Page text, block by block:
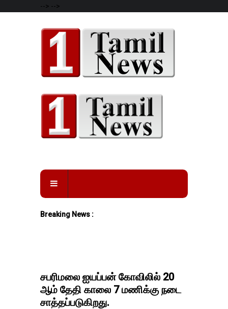
--> -->
Breaking News :
சபரிமலை ஐயப்பன் கோவிலில் 20
ஆம் தேதி காலை 7 மணிக்கு நடை
சாத்தப்படுகிறது.